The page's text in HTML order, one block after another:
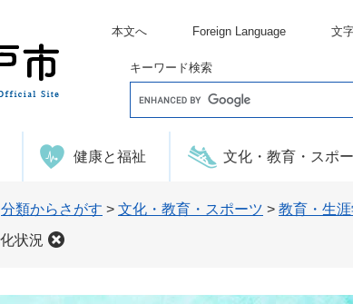
本文へ Foreign Language 文
キーワード検索
o
e
タ
ム
健康と福祉 文化・教育・スポ
分類からさがす > 文化・教育・スポーツ > 教育・生
状況